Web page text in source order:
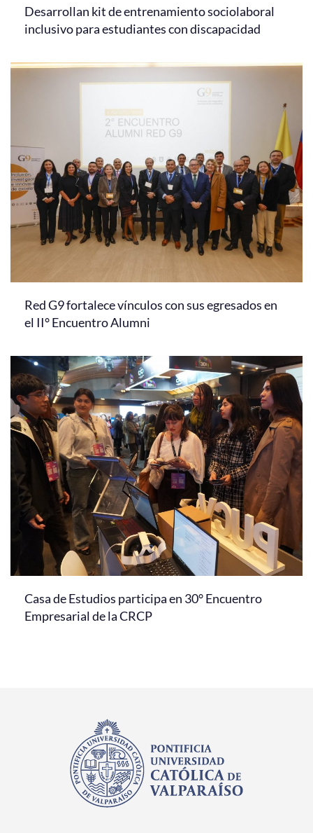
Desarrollan kit de entrenamiento sociolaboral
inclusivo para estudiantes con discapacidad
Red G9 fortalece vínculos con sus egresados en
el II° Encuentro Alumni
Casa de Estudios participa en 30° Encuentro
Empresarial de la CRCP